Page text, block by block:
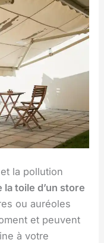
la pollution
la toile d’un store
ou auréoles
et peuvent
à votre